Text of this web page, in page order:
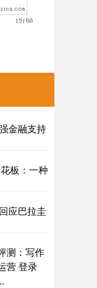
金融支持
板：一种
应巴拉圭
测：写作
营 登录